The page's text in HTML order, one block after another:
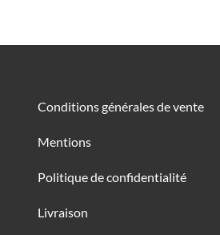
Conditions générales de vente
Mentions
Politique de confidentialité
Livraison